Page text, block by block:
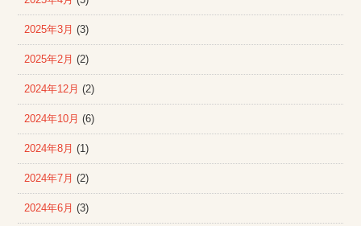
2025年3月 (3)
2025年2月 (2)
2024年12月 (2)
2024年10月 (6)
2024年8月 (1)
2024年7月 (2)
2024年6月 (3)